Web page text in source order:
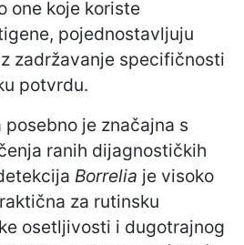
one koje koriste
pojednostavljuju
zadržavanje specifičnosti
potvrdu.
je značajna s
ranih dijagnostičkih
Borrelia je visoko
za rutinsku
osetljivosti i dugotrajnog